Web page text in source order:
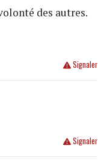
des autres.
Signaler
Signaler